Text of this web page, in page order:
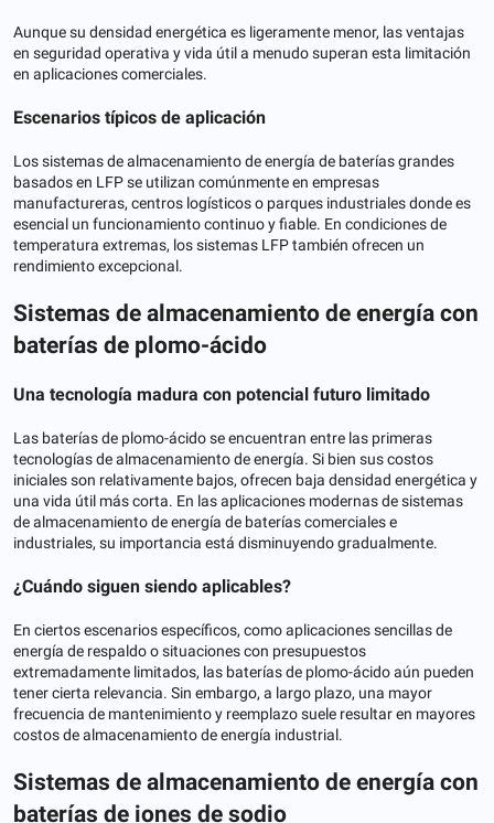
Aunque su densidad energética es ligeramente menor, las ventajas
en seguridad operativa y vida útil a menudo superan esta limitación
en aplicaciones comerciales.
Escenarios típicos de aplicación
Los sistemas de almacenamiento de energía de baterías grandes
basados ​​en LFP se utilizan comúnmente en empresas
manufactureras, centros logísticos o parques industriales donde es
esencial un funcionamiento continuo y fiable. En condiciones de
temperatura extremas, los sistemas LFP también ofrecen un
rendimiento excepcional.
Sistemas de almacenamiento de energía con
baterías de plomo-ácido
Una tecnología madura con potencial futuro limitado
Las baterías de plomo-ácido se encuentran entre las primeras
tecnologías de almacenamiento de energía. Si bien sus costos
iniciales son relativamente bajos, ofrecen baja densidad energética y
una vida útil más corta. En las aplicaciones modernas de sistemas
de almacenamiento de energía de baterías comerciales e
industriales, su importancia está disminuyendo gradualmente.
¿Cuándo siguen siendo aplicables?
En ciertos escenarios específicos, como aplicaciones sencillas de
energía de respaldo o situaciones con presupuestos
extremadamente limitados, las baterías de plomo-ácido aún pueden
tener cierta relevancia. Sin embargo, a largo plazo, una mayor
frecuencia de mantenimiento y reemplazo suele resultar en mayores
costos de almacenamiento de energía industrial.
Sistemas de almacenamiento de energía con
baterías de iones de sodio